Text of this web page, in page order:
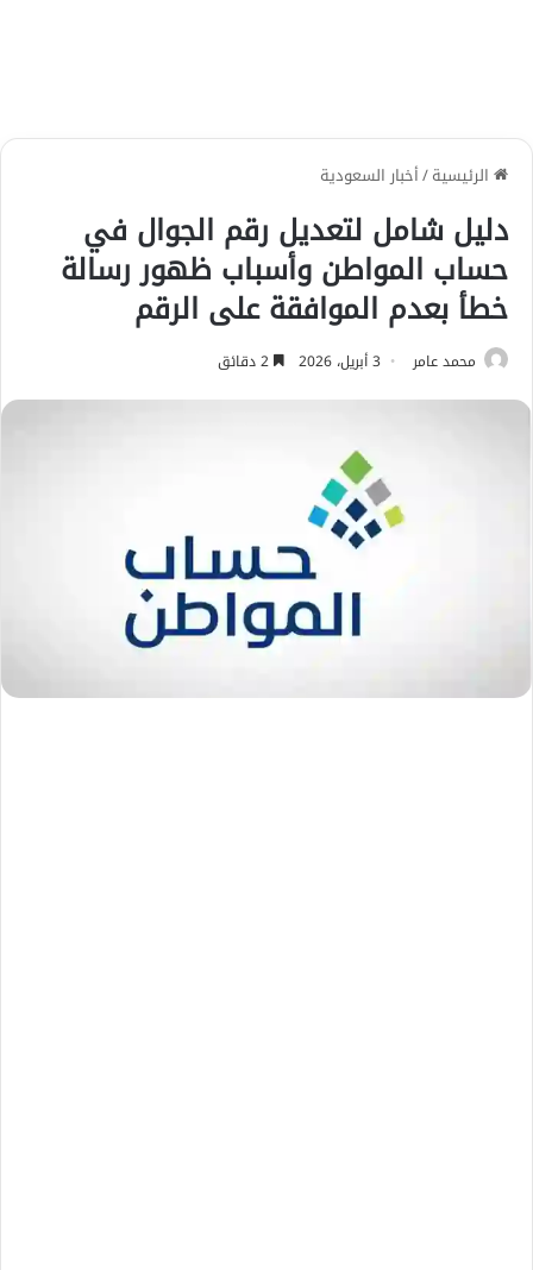
الرئيسية/أخبار السعودية
دليل شامل لتعديل رقم الجوال في
حساب المواطن وأسباب ظهور رسالة
خطأ بعدم الموافقة على الرقم
محمد عامر 3 أبريل، 2026